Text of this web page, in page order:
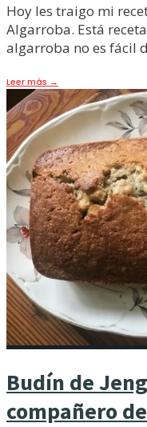
Hoy les traigo mi
Algarroba. Está
algarroba no es fácil
Leer más →
Budín de
compañero